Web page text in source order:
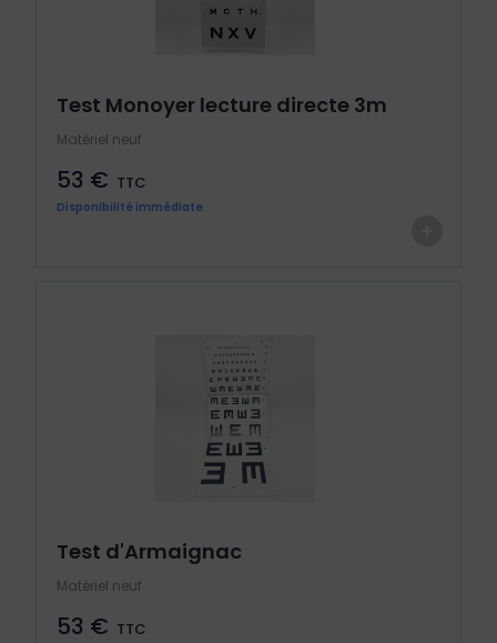
Test Monoyer lecture directe 3m
Matériel neuf
53 € TTC
Disponibilité immédiate
Test d'Armaignac
Matériel neuf
53 € TTC